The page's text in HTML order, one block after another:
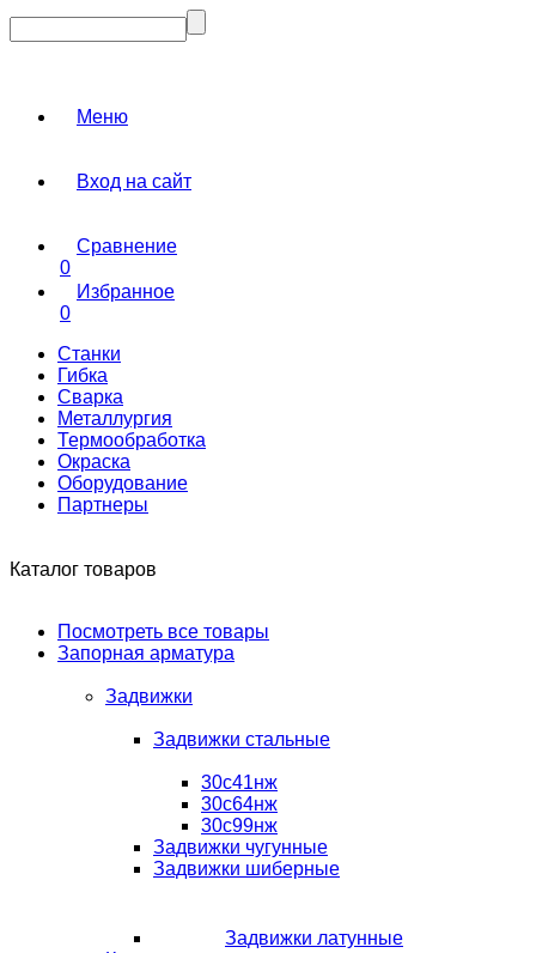
Меню
Вход на сайт
Сравнение
0
Избранное
0
Станки
Гибка
Сварка
Металлургия
Термообработка
Окраска
Оборудование
Партнеры
Каталог товаров
Посмотреть все товары
Запорная арматура
Задвижки
Задвижки стальные
30с41нж
30с64нж
30с99нж
Задвижки чугунные
Задвижки шиберные
Задвижки латунные